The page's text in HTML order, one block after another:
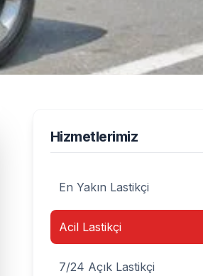
Hizmetlerimiz
En Yakın Lastikçi
Acil Lastikçi
7/24 Açık Lastikçi